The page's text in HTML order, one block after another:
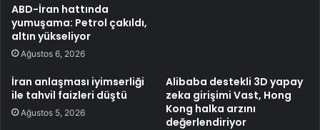
ABD-İran hattında
yumuşama: Petrol çakıldı,
altın yükseliyor
Ağustos 6, 2026
İran anlaşması iyimserliği
ile tahvil faizleri düştü
Ağustos 5, 2026
Alibaba destekli 3D yapay
zeka girişimi Vast, Hong
Kong halka arzını
değerlendiriyor